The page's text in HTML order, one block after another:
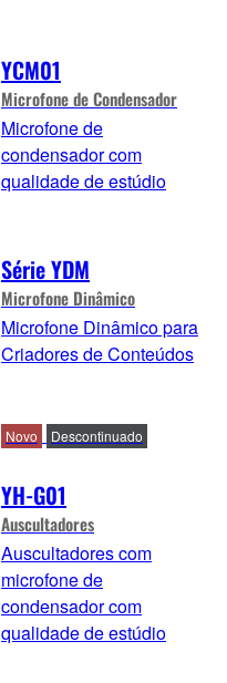
YCM01
Microfone de Condensador
Microfone de
condensador com
qualidade de estúdio
Série YDM
Microfone Dinâmico
Microfone Dinâmico para
Criadores de Conteúdos
YH-G01
Auscultadores
Novo Descontinuado
Auscultadores com
microfone de
condensador com
qualidade de estúdio